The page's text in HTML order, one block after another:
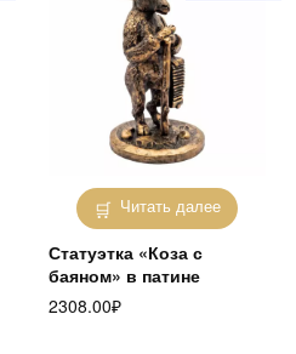
Читать далее
Статуэтка «Коза с
баяном» в патине
2308.00₽